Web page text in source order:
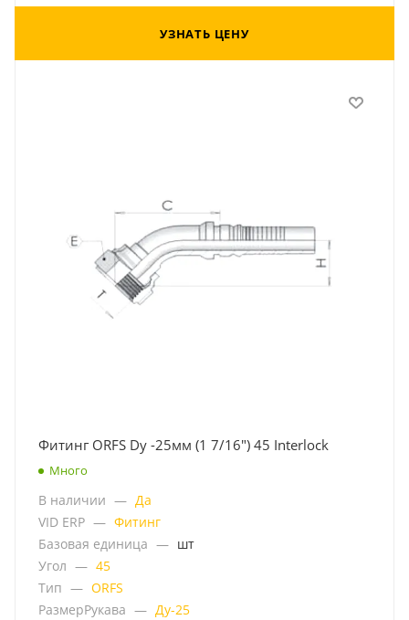
УЗНАТЬ ЦЕНУ
Фитинг ORFS Dу -25мм (1 7/16") 45 Interlock
Много
В наличии — Да
VID ERP — Фитинг
Базовая единица — шт
Угол — 45
Тип — ORFS
РазмерРукава — Ду-25